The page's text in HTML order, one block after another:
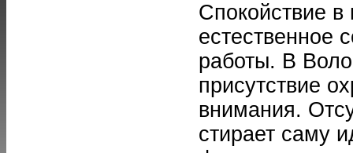
Спокойствие
естественное
работы. В
присутствие
внимания.
стирает саму